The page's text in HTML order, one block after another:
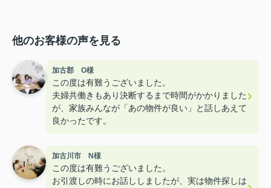
他のお客様の声を見る
加古郡 O様
この度は有難うございました。
夫婦共働きもあり決断するまで時間がかかりました
が、家族みんなが「あの物件が良い」と話しあえて
良かったです。
加古川市 N様
この度は有難うございました。
お引渡しの時にお話ししましたが、実は物件探しは